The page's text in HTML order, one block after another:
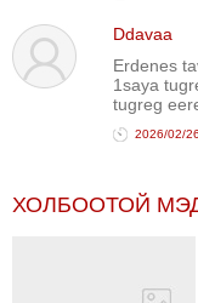
СОНГУУЛЬ-2017
Ddavaa
Erdenes
1saya
tugreg
2026/02/26
ХОЛБООТОЙ